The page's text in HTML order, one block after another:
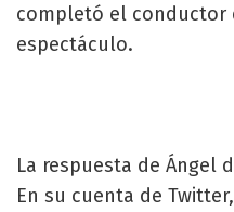
completó el conductor
espectáculo.
La respuesta de Ángel
En su cuenta de